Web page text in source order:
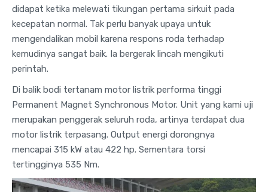
didapat ketika melewati tikungan pertama sirkuit pada
kecepatan normal. Tak perlu banyak upaya untuk
mengendalikan mobil karena respons roda terhadap
kemudinya sangat baik. Ia bergerak lincah mengikuti
perintah.
Di balik bodi tertanam motor listrik performa tinggi
Permanent Magnet Synchronous Motor. Unit yang kami uji
merupakan penggerak seluruh roda, artinya terdapat dua
motor listrik terpasang. Output energi dorongnya
mencapai 315 kW atau 422 hp. Sementara torsi
tertingginya 535 Nm.